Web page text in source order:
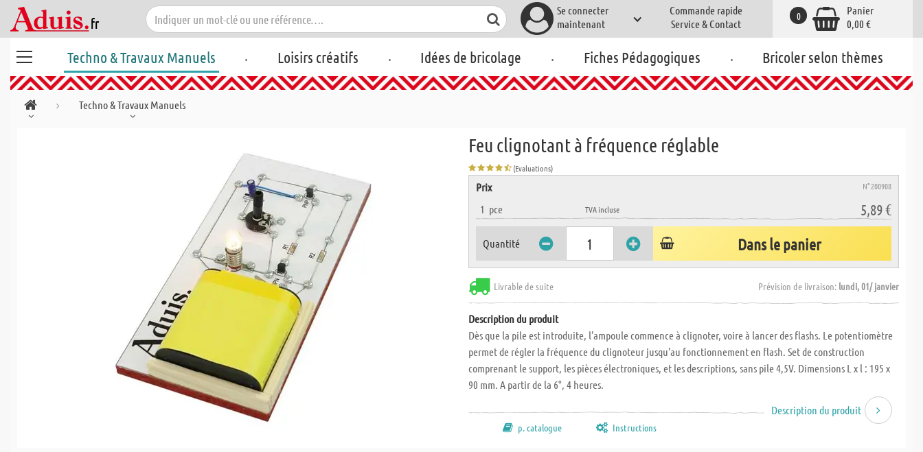
Se connecter
maintenant
Commande rapide
Service & Contact
Panier
0,00 €
0
Techno & Travaux Manuels . Loisirs créatifs . Idées de bricolage . Fiches Pédagogiques . Bricoler selon thèmes
Techno & Travaux Manuels
Feu clignotant à fréquence réglable
(Evaluations)
Prix N° 200908
1 pce TVA incluse 5,89 €
Quantité Dans le panier
Livrable de suite Prévision de livraison: lundi, 01/ janvier
Description du produit
Dès que la pile est introduite, l’ampoule commence à clignoter, voire à lancer des flashs. Le potentiomètre
permet de régler la fréquence du clignoteur jusqu’au fonctionnement en flash. Set de construction
comprenant le support, les pièces électroniques, et les descriptions, sans pile 4,5V. Dimensions L x l : 195 x
90 mm. A partir de la 6°, 4 heures.
Description du produit
p. catalogue Instructions